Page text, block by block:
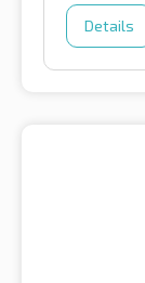
Details